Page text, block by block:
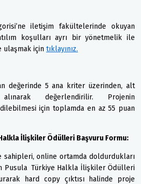
iletişim fakültelerinde okuyan
koşulları ayrı bir yönetmelik ile
ulaşmak için tıklayınız.
değerinde 5 ana kriter üzerinden, alt
değerlendirilir. Projenin
için toplamda en az 55 puan
İlişkiler Ödülleri Başvuru Formu:
sahipleri, online ortamda doldurdukları
Pusula Türkiye Halkla İlişkiler Ödülleri
hard copy çıktısı halinde proje